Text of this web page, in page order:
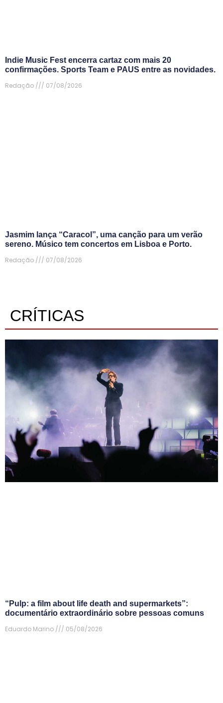
Indie Music Fest encerra cartaz com mais 20
confirmações. Sports Team e PAUS entre as novidades.
Redação
07/08/2026
Jasmim lança “Caracol”, uma canção para um verão
sereno. Músico tem concertos em Lisboa e Porto.
Redação
07/08/2026
CRÍTICAS
“Pulp: a film about life death and supermarkets”:
documentário extraordinário sobre pessoas comuns
Eduardo Marino
05/08/2026